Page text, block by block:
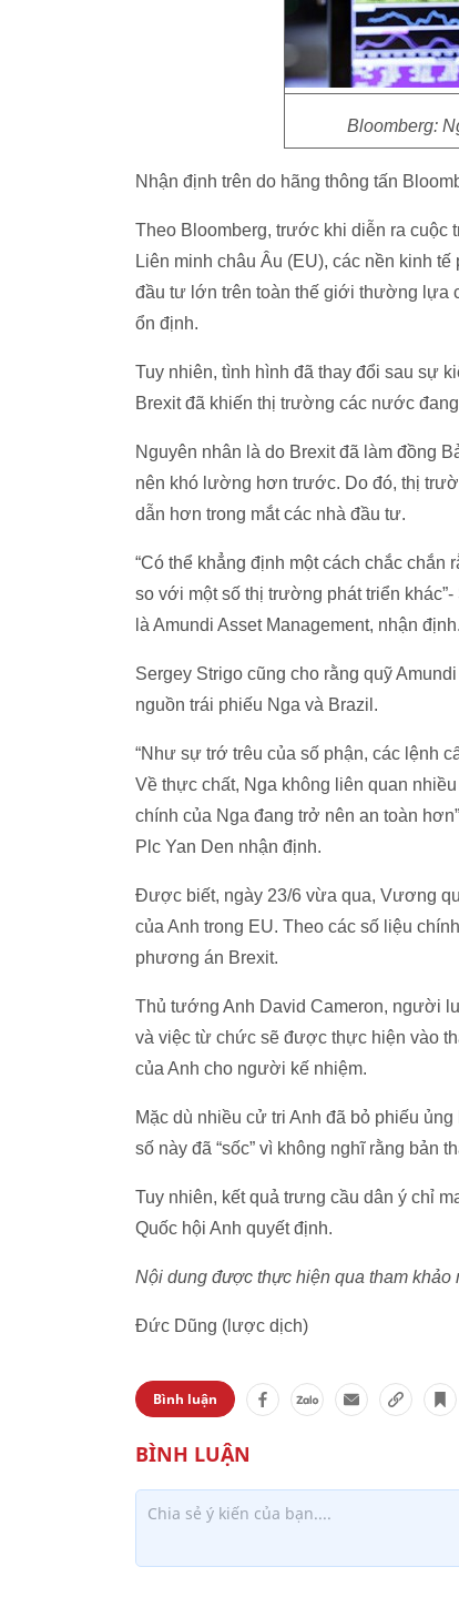
Bloomberg:
Nhận định trên do hãng thông tấn
Theo Bloomberg, trước khi diễn ra cuộc
Liên minh châu Âu (EU), các nền kinh
đầu tư lớn trên toàn thế giới thường lựa
ổn định.
Tuy nhiên, tình hình đã thay đổi sau sự
Brexit đã khiến thị trường các nước
Nguyên nhân là do Brexit đã làm đồng
nên khó lường hơn trước. Do đó, thị
dẫn hơn trong mắt các nhà đầu tư.
“Có thể khẳng định một cách chắc
so với một số thị trường phát triển
là Amundi Asset Management, nhận định.
Sergey Strigo cũng cho rằng quỹ
nguồn trái phiếu Nga và Brazil.
“Như sự trớ trêu của số phận, các lệnh
Về thực chất, Nga không liên quan
chính của Nga đang trở nên an toàn
Plc Yan Den nhận định.
Được biết, ngày 23/6 vừa qua, Vương
của Anh trong EU. Theo các số liệu
phương án Brexit.
Thủ tướng Anh David Cameron, người
và việc từ chức sẽ được thực hiện vào
của Anh cho người kế nhiệm.
Mặc dù nhiều cử tri Anh đã bỏ phiếu
số này đã “sốc” vì không nghĩ rằng bản
Tuy nhiên, kết quả trưng cầu dân ý chỉ
Quốc hội Anh quyết định.
Nội dung được thực hiện qua tham khảo
Đức Dũng (lược dịch)
Bình luận